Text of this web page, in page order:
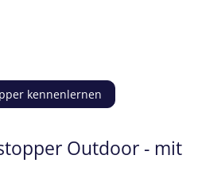
kennenlernen
Outdoor - mit